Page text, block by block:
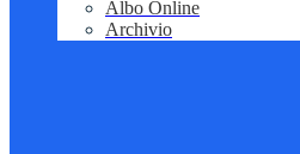
Albo Online
Archivio